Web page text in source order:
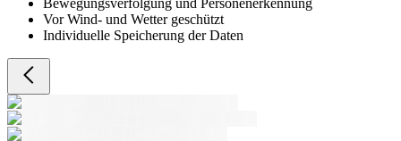
Bewegungsverfolgung und Personenerkennung
Vor Wind- und Wetter geschützt
Individuelle Speicherung der Daten